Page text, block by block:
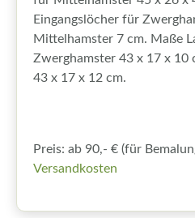
Eingangslöcher für
Mittelhamster 7 cm. Maße
Zwerghamster 43 x 17 x
43 x 17 x 12 cm.
Preis: ab 90,- € (für
Versandkosten